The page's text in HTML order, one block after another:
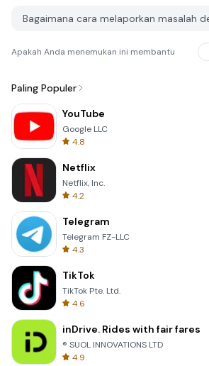
Apakah Anda menemukan ini membantu
Paling Populer
YouTube
Google LLC
4.8
Netflix
Netflix, Inc.
4.2
Telegram
Telegram FZ-LLC
4.3
TikTok
TikTok Pte. Ltd.
4.6
inDrive. Rides with fair fares
® SUOL INNOVATIONS LTD
4.9